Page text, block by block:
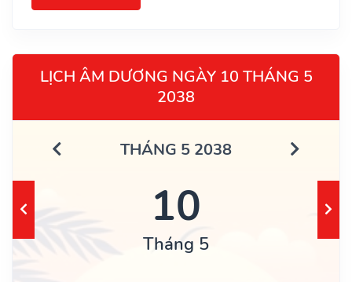
LỊCH ÂM DƯƠNG NGÀY 10 THÁNG 5
2038
THÁNG 5 2038
10
Tháng 5